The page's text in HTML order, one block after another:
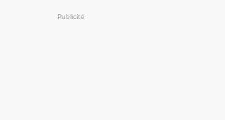
Publicité